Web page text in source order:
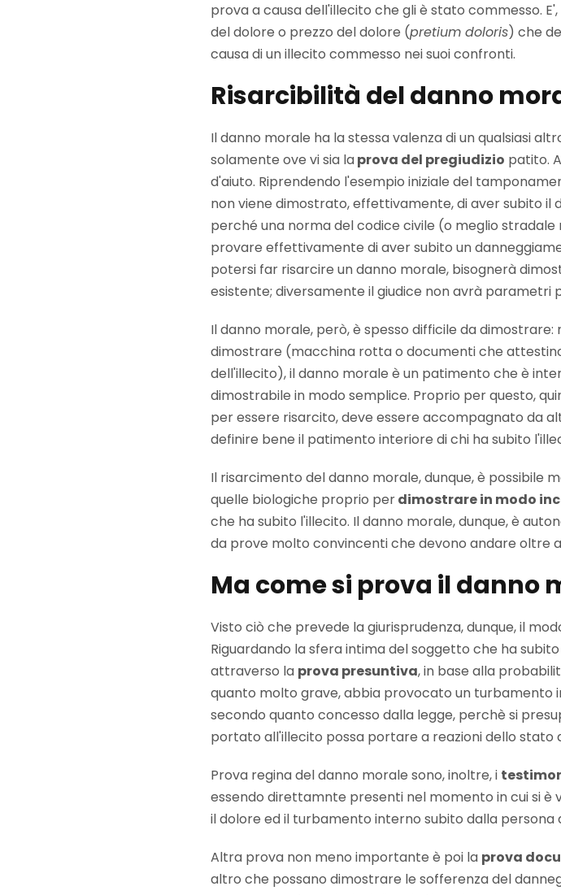
prova a causa dell'illecito che gli è stato commesso.
del dolore o prezzo del dolore (pretium doloris) che
causa di un illecito commesso nei suoi confronti.
Risarcibilità del danno
Il danno morale ha la stessa valenza di un qualsiasi
solamente ove vi sia laprova del pregiudizio patito.
d'aiuto. Riprendendo l'esempio iniziale del
non viene dimostrato, effettivamente, di aver subito il
perché una norma del codice civile (o meglio
provare effettivamente di aver subito un
potersi far risarcire un danno morale, bisognerà
esistente; diversamente il giudice non avrà
Il danno morale, però, è spesso difficile da
dimostrare (macchina rotta o documenti che
dell'illecito), il danno morale è un patimento che è
dimostrabile in modo semplice. Proprio per questo,
per essere risarcito, deve essere accompagnato da
definire bene il patimento interiore di chi ha subito
Il risarcimento del danno morale, dunque, è possibile
quelle biologiche proprio perdimostrare in modo
che ha subito l'illecito. Il danno morale, dunque, è
da prove molto convincenti che devono andare oltre
Ma come si prova il danno
Visto ciò che prevede la giurisprudenza, dunque, il
Riguardando la sfera intima del soggetto che ha
attraverso la prova presuntiva, in base alla
quanto molto grave, abbia provocato un turbamento
secondo quanto concesso dalla legge, perchè si
portato all'illecito possa portare a reazioni dello stato
Prova regina del danno morale sono, inoltre, i
essendo direttamnte presenti nel momento in cui si
il dolore ed il turbamento interno subito dalla persona
Altra prova non meno importante è poi la prova
altro che possano dimostrare le sofferenza del